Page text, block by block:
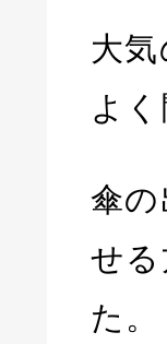
大
よ
傘
せ
た。